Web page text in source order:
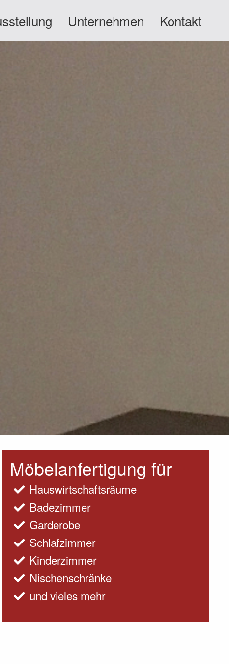
Unternehmen Kontakt
Möbelanfertigung für
Hauswirtschaftsräume
Badezimmer
Garderobe
Schlafzimmer
Kinderzimmer
Nischenschränke
und vieles mehr